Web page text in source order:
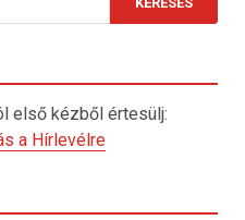
első kézből értesülj:
a Hírlevélre